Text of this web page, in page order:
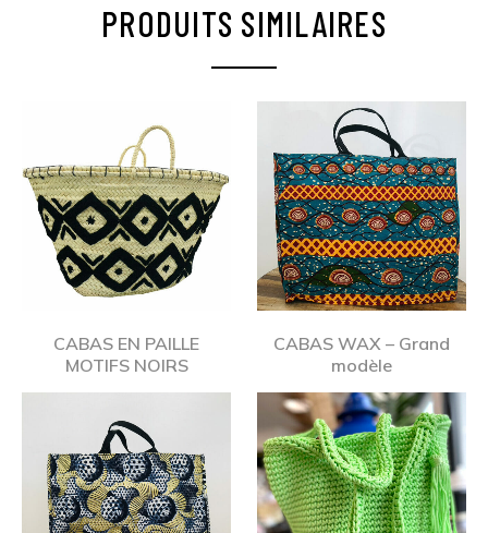
PRODUITS SIMILAIRES
CABAS EN PAILLE
MOTIFS NOIRS
CABAS WAX – Grand
modèle